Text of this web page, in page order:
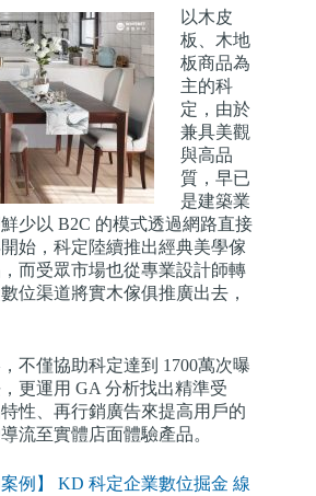
以木皮
板、木地
板商品為
主的科
定，由於
兼具美觀
與高品
質，早已
是建築業
少以 B2C 的模式透過網路直接
始，科定陸續推出經典美學傢
而受眾市場也從專業設計師轉
位渠道將實木傢俱推廣出去，
不僅協助科定達到 1700萬次曝
更運用 GA 分析找出精準受
性、再行銷廣告來提高用戶的
流至實體店面體驗產品。
案例】 KD 科定企業數位掘金 線